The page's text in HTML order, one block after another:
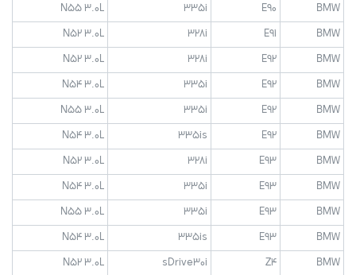
BMW
E90
335i
N55 3.0L
BMW
E91
328i
N52 3.0L
BMW
E92
328i
N52 3.0L
BMW
E92
335i
N54 3.0L
BMW
E92
335i
N55 3.0L
BMW
E92
335is
N54 3.0L
BMW
E93
328i
N52 3.0L
BMW
E93
335i
N54 3.0L
BMW
E93
335i
N55 3.0L
BMW
E93
335is
N54 3.0L
BMW
Z4
sDrive30i
N52 3.0L